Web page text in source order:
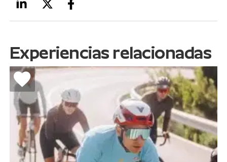
Experiencias relacionadas